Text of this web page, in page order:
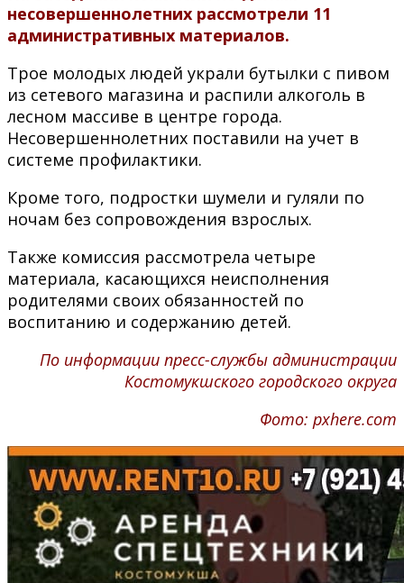
несовершеннолетних рассмотрели 11
административных материалов.
Трое молодых людей украли бутылки с пивом
из сетевого магазина и распили алкоголь в
лесном массиве в центре города.
Несовершеннолетних поставили на учет в
системе профилактики.
Кроме того, подростки шумели и гуляли по
ночам без сопровождения взрослых.
Также комиссия рассмотрела четыре
материала, касающихся неисполнения
родителями своих обязанностей по
воспитанию и содержанию детей.
По информации пресс-службы администрации
Костомукшского городского округа
Фото: pxhere.com